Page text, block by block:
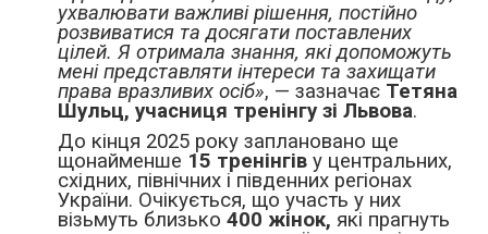
ухвалювати важливі рішення, постійно
розвиватися та досягати поставлених
цілей. Я отримала знання, які допоможуть
мені представляти інтереси та захищати
права вразливих осіб», — зазначає Тетяна
Шульц, учасниця тренінгу зі Львова.
До кінця 2025 року заплановано ще
щонайменше 15 тренінгіву центральних,
східних, північних і південних регіонах
України. Очікується, що участь у них
візьмуть близько 400 жінок, які прагнуть